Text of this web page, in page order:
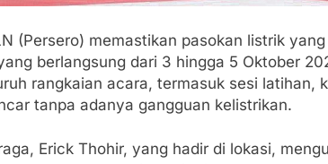
(Persero) memastikan pasokan listrik
berlangsung dari 3 hingga 5 Oktober
rangkaian acara, termasuk sesi latihan,
tanpa adanya gangguan kelistrikan.
Erick Thohir, yang hadir di lokasi,